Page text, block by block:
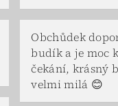
Obchůdek
budík a je moc
čekání, krásný
velmi milá 😊